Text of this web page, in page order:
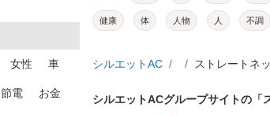
女性 車
節電 お金
健康 体 人物 人 不調
シルエットAC ストレートネ
シルエットACグループサイトの「